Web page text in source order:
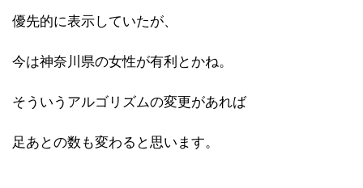
優先的に表示していたが、
今は神奈川県の女性が有利とかね。
そういうアルゴリズムの変更があれば
足あとの数も変わると思います。